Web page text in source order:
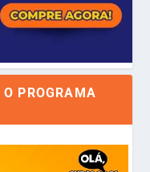
PROGRAMA